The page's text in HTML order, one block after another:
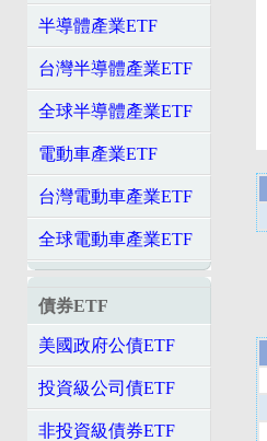
半導體產業ETF
台灣半導體產業ETF
全球半導體產業ETF
電動車產業ETF
台灣電動車產業ETF
全球電動車產業ETF
債券ETF
美國政府公債ETF
投資級公司債ETF
非投資級債券ETF